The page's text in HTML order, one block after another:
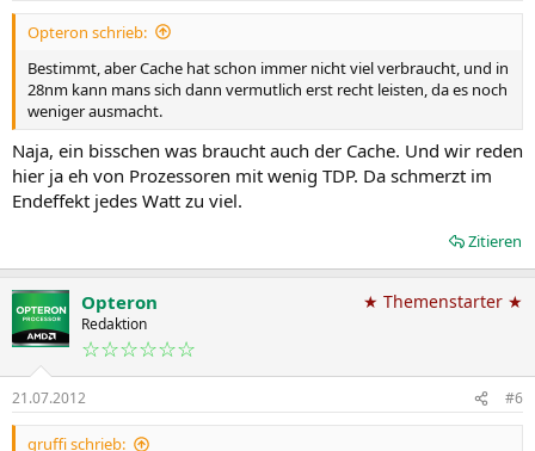
Opteron schrieb:
Bestimmt, aber Cache hat schon immer nicht viel verbraucht, und in
28nm kann mans sich dann vermutlich erst recht leisten, da es noch
weniger ausmacht.
Naja, ein bisschen was braucht auch der Cache. Und wir reden
hier ja eh von Prozessoren mit wenig TDP. Da schmerzt im
Endeffekt jedes Watt zu viel.
Zitieren
Opteron
Redaktion
☆☆☆☆☆☆
★ Themenstarter ★
21.07.2012 #6
gruffi schrieb: